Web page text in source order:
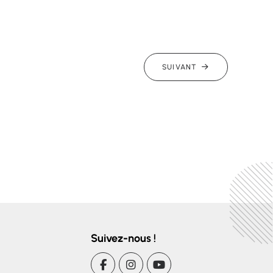
SUIVANT
Suivez-nous !